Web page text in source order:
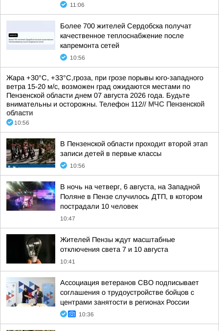
11:06
Более 700 жителей Сердобска получат
качественное теплоснабжение после
капремонта сетей
10:56
Жара +30°С, +33°С,гроза, при грозе порывы юго-западного
ветра 15-20 м/с, возможен град ожидаются местами по
Пензенской области днем 07 августа 2026 года. Будьте
внимательны и осторожны. Телефон 112// МЧС Пензенской
области
10:56
В Пензенской области проходит второй этап
записи детей в первые классы
10:56
В ночь на четверг, 6 августа, на Западной
Поляне в Пензе случилось ДТП, в котором
пострадали 10 человек
10:47
Жителей Пензы ждут масштабные
отключения света 7 и 10 августа
10:41
Ассоциация ветеранов СВО подписывает
соглашения о трудоустройстве бойцов с
центрами занятости в регионах России
10:36